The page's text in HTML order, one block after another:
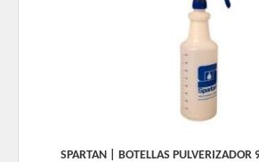
SPARTAN | BOTELLAS